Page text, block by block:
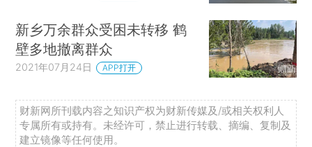
新乡万余群众受困未转移 鹤
壁多地撤离群众
2021年07月24日 APP打开
财新网所刊载内容之知识产权为财新传媒及/或相关权利人
专属所有或持有。未经许可，禁止进行转载、摘编、复制及
建立镜像等任何使用。